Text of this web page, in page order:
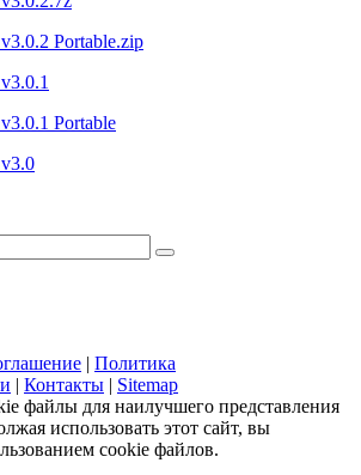
Portable.zip
Portable
| Политика
| Контакты | Sitemap
файлы для наилучшего представления
использовать этот сайт, вы
cookie файлов.